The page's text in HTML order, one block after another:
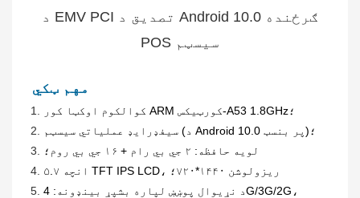
د EMV PCI تصدیق د Android 10.0 ګرځنده
POS سیسټم
مهم ټکي
کوالکوم اوکټا کور ARM کورټیکس-A53 1.8GHz؛
سیفډرایډ عملیاتي سیسټم (د Android 10.0 پر بنسټ)؛
لویه حافظه: ۲ جي بي رام + ۱۶ جي بي روم؛
۵.۷ انچه TFT IPS LCD، ریزولوشن ۱۴۴۰*۷۲۰؛
د نړیوال پوښښ لپاره بشپړ بینډونه: 4G/3G/2G،